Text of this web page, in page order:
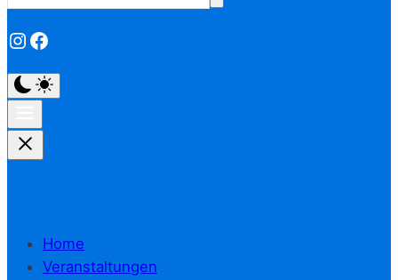
Instagram
Facebook
Home
Veranstaltungen